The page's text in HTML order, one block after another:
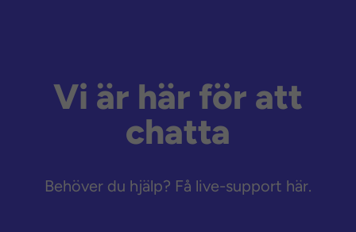
Vi är här för att
chatta
Behöver du hjälp? Få live-support här.